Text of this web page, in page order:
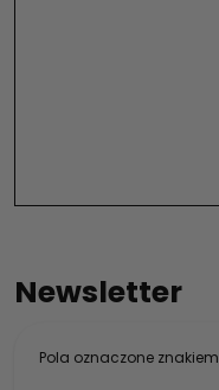
Newsletter
Pola oznaczone znakiem